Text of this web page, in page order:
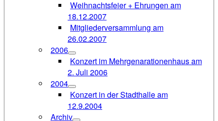
Weihnachtsfeier + Ehrungen am
18.12.2007
Mitgliederversammlung am
26.02.2007
2006
Konzert im Mehrgenarationenhaus am
2. Juli 2006
2004
Konzert in der Stadthalle am
12.9.2004
Archiv